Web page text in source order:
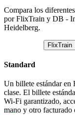
Compara los
por FlixTrain y DB -
Heidelberg.
FlixTrain
Standard
Un billete estándar en
clase. El billete
Wi-Fi garantizado,
mano y otro facturado